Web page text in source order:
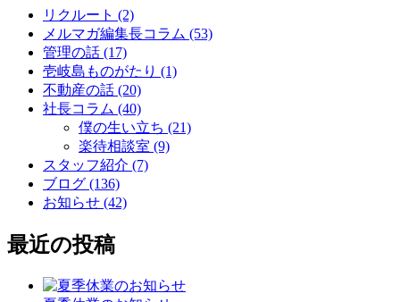
リクルート (2)
メルマガ編集長コラム (53)
管理の話 (17)
壱岐島ものがたり (1)
不動産の話 (20)
社長コラム (40)
僕の生い立ち (21)
楽待相談室 (9)
スタッフ紹介 (7)
ブログ (136)
お知らせ (42)
最近の投稿